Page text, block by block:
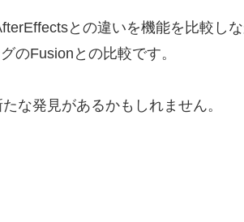
との違いを機能を比較し
のFusionとの比較です。
な発見があるかもしれません。